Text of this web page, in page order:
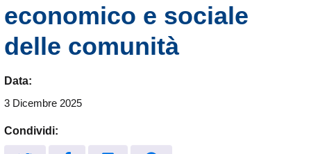
economico e sociale
delle comunità
Data:
3 Dicembre 2025
Condividi: